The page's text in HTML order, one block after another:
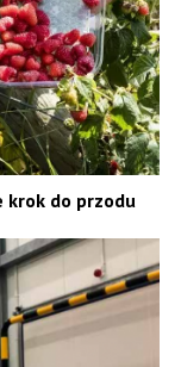
krok do przodu